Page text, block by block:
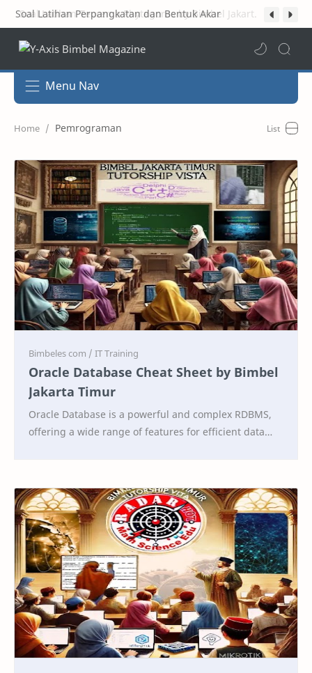
Soal Latihan Perpangkatan dan Bentuk Akar Soal Latihan Teorema Phytagoras by Bimbel Jakarta Timur
Menu Nav
Pemrograman
Oracle Database Cheat Sheet by Bimbel
Jakarta Timur
Oracle Database is a powerful and complex RDBMS,
offering a wide range of features for efficient data